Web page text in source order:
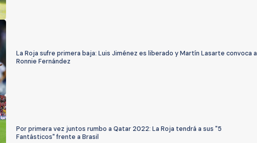
La Roja sufre primera baja: Luis Jiménez es liberado y Martín Lasarte convoca a
Ronnie Fernández
Por primera vez juntos rumbo a Qatar 2022: La Roja tendrá a sus "5
Fantásticos" frente a Brasil